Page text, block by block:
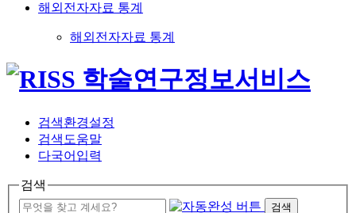
해외전자자료 통계
해외전자자료 통계
검색환경설정
검색도움말
다국어입력
검색
검색